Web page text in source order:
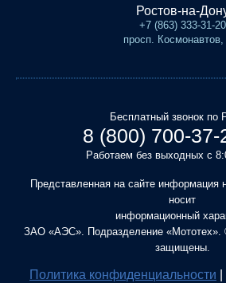
Ростов-на-
+7 (863) 333-31-20
просп.
Бесплатный звонок по
8 (800) 700-37-
Работаем без выходных с
Представленная на сайте информация
носит
информационный
ЗАО «АЭС». Подразделение «Мототех».
защищены.
Политика конфиденциальности